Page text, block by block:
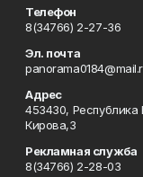
Телефон
8(34766) 2-27-36
Эл. почта
Адрес
453430, Республика
Кирова,3
Рекламная служба
8(34766) 2-28-03